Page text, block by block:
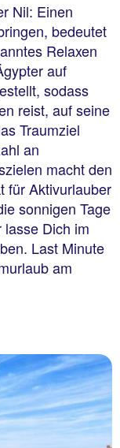
Nil: Einen
bedeutet
Relaxen
auf
sodass
reist, auf seine
Traumziel
an
macht den
für Aktivurlauber
sonnigen Tage
Dich im
Last Minute
am